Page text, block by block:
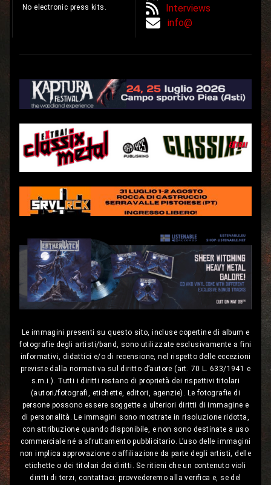
No electronic press kits.
Interviews
info@
Le immagini presenti su questo sito, incluse copertine di album e
fotografie degli artisti/band, sono utilizzate esclusivamente a fini
informativi, didattici e/o di recensione, nel rispetto delle eccezioni
previste dalla normativa sul diritto d’autore (art. 70 L. 633/1941 e
s.m.i.). Tutti i diritti restano di proprietà dei rispettivi titolari
(autori/fotografi, etichette, editori, agenzie). Le fotografie di
persone possono essere soggette a ulteriori diritti di immagine e
di personalità. Le immagini sono mostrate in risoluzione ridotta,
con attribuzione quando disponibile, e non sono destinate a uso
commerciale né a sfruttamento pubblicitario. L’uso delle immagini
non implica approvazione o affiliazione da parte degli artisti, delle
etichette o dei titolari dei diritti. Se ritieni che un contenuto violi
diritti di terzi, contattaci: provvederemo alla verifica e, se del